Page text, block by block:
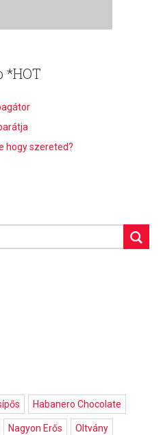
*HOT
hogy szereted?
Habanero Chocolate
Nagyon Erős Oltvány